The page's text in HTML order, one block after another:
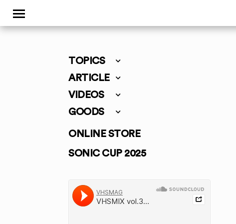
TOPICS
ARTICLE
VIDEOS
GOODS
ONLINE STORE
SONIC CUP 2025